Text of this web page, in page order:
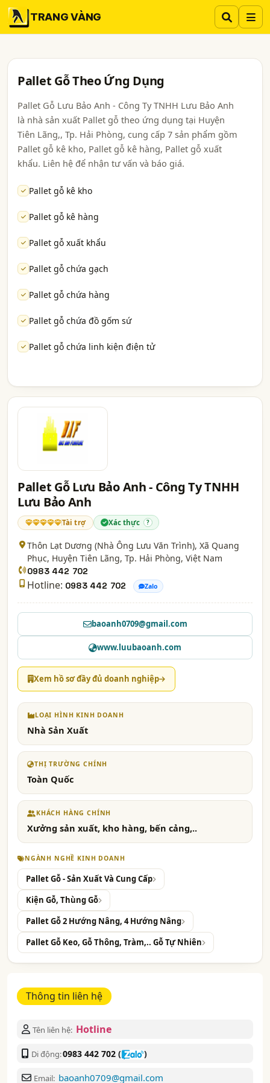
TRANG VÀNG
Pallet Gỗ Theo Ứng Dụng
Pallet Gỗ Lưu Bảo Anh - Công Ty TNHH Lưu Bảo Anh
là nhà sản xuất Pallet gỗ theo ứng dụng tại Huyện
Tiên Lãng,, Tp. Hải Phòng, cung cấp 7 sản phẩm gồm
Pallet gỗ kê kho, Pallet gỗ kê hàng, Pallet gỗ xuất
khẩu. Liên hệ để nhận tư vấn và báo giá.
Pallet gỗ kê kho
Pallet gỗ kê hàng
Pallet gỗ xuất khẩu
Pallet gỗ chứa gạch
Pallet gỗ chứa hàng
Pallet gỗ chứa đồ gốm sứ
Pallet gỗ chứa linh kiện điện tử
Pallet Gỗ Lưu Bảo Anh - Công Ty TNHH
Lưu Bảo Anh
Tài trợ Xác thực ?
Thôn Lạt Dương (Nhà Ông Lưu Văn Trình), Xã Quang
Phục, Huyện Tiên Lãng, Tp. Hải Phòng, Việt Nam
0983 442 702
Hotline: 0983 442 702 Zalo
baoanh0709@gmail.com
www.luubaoanh.com
Xem hồ sơ đầy đủ doanh nghiệp
LOẠI HÌNH KINH DOANH
Nhà Sản Xuất
THỊ TRƯỜNG CHÍNH
Toàn Quốc
KHÁCH HÀNG CHÍNH
Xưởng sản xuất, kho hàng, bến cảng,..
NGÀNH NGHỀ KINH DOANH
Pallet Gỗ - Sản Xuất Và Cung Cấp
Kiện Gỗ, Thùng Gỗ
Pallet Gỗ 2 Hướng Nâng, 4 Hướng Nâng
Pallet Gỗ Keo, Gỗ Thông, Tràm,.. Gỗ Tự Nhiên
Thông tin liên hệ
Tên liên hệ: Hotline
Di động:0983 442 702 ( )
Email: baoanh0709@gmail.com